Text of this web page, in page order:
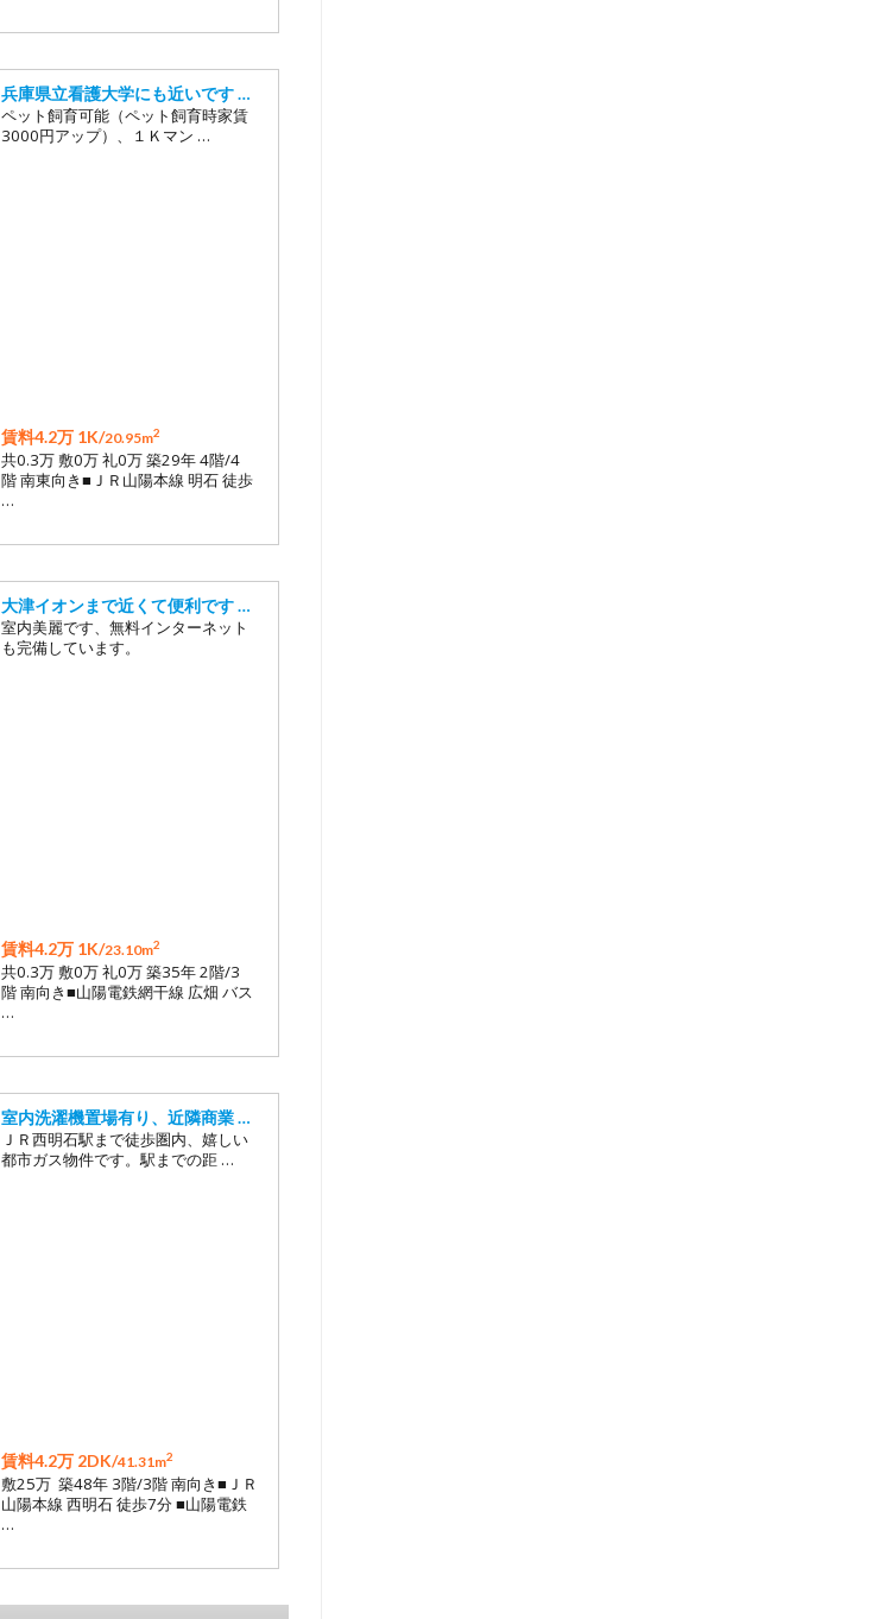
兵庫県立看護大学にも近いです …
ペット飼育可能（ペット飼育時家賃
3000円アップ）、１Ｋマン …
賃料4.2万 1K/20.95m2
共0.3万 敷0万 礼0万 築29年 4階/4
階 南東向き■ＪＲ山陽本線 明石 徒歩
…
大津イオンまで近くて便利です …
室内美麗です、無料インターネット
も完備しています。
賃料4.2万 1K/23.10m2
共0.3万 敷0万 礼0万 築35年 2階/3
階 南向き■山陽電鉄網干線 広畑 バス
…
室内洗濯機置場有り、近隣商業 …
ＪＲ西明石駅まで徒歩圏内、嬉しい
都市ガス物件です。駅までの距 …
賃料4.2万 2DK/41.31m2
敷25万 築48年 3階/3階 南向き■ＪＲ
山陽本線 西明石 徒歩7分 ■山陽電鉄
…